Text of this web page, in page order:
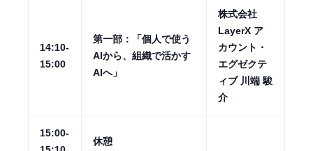
14:10-
15:00
第一部：「個人で使う
AIから、組織で活かす
AIへ」
株式会社
LayerX ア
カウント・
エグゼクテ
ィブ 川端 駿
介
15:00-
休憩